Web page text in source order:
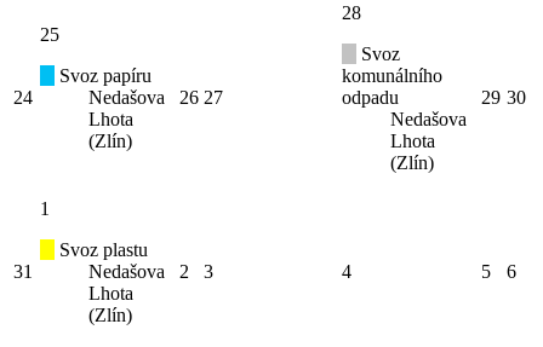
24
25
Svoz papíru
Nedašova
Lhota
(Zlín)
26 27
28
Svoz
komunálního
odpadu
Nedašova
Lhota
(Zlín)
29 30
31
1
Svoz plastu
Nedašova
Lhota
(Zlín)
2 3 4 5 6